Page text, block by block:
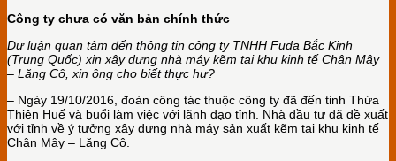
Công ty chưa có văn bản chính thức
Dư luận quan tâm đến thông tin công ty TNHH Fuda Bắc Kinh
(Trung Quốc) xin xây dựng nhà máy kẽm tại khu kinh tếChân Mây
– Lăng Cô, xin ông cho biết thực hư?
– Ngày 19/10/2016, đoàn công tác thuộc công ty đã đến tỉnh Thừa
Thiên Huế và buổi làm việc với lãnh đạo tỉnh. Nhà đầu tư đã đề xuất
với tỉnh về ý tưởng xây dựng nhà máy sản xuất kẽm tại khu kinh tế
Chân Mây – Lăng Cô.